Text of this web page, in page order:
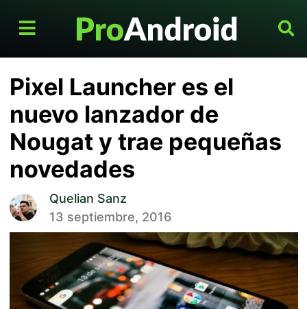
Pixel Launcher es el
nuevo lanzador de
Nougat y trae pequeñas
novedades
Quelian Sanz
13 septiembre, 2016